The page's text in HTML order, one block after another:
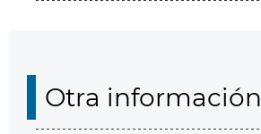
Otra información